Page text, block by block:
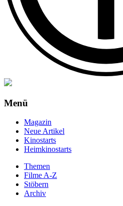
Menü
Magazin
Neue Artikel
Kinostarts
Heimkinostarts
Themen
Filme A-Z
Stöbern
Archiv